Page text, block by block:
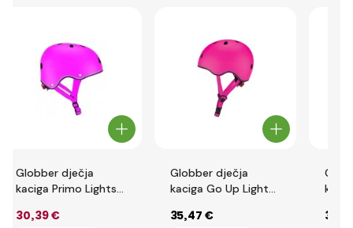
Globber dječja
kaciga Primo Lights
Fuchsia
30,39 €
Globber dječja
kaciga Go Up Lights
Deep Pink
35,47 €
Mint
35